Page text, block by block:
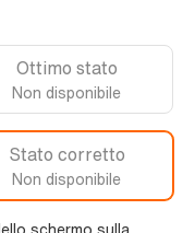
Ottimo stato
Non disponibile
Stato corretto
Non disponibile